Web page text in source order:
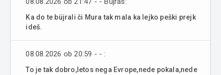
Ka do te büjrali či Mura tak mala ka lejko peški prejk
ideš.
08.08.2026 ob 20:59 - - :
To je tak dobro,letos nega Evrope,nede pokala,nede